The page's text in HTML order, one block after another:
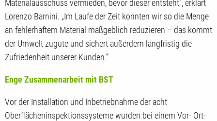
Materialausschuss vermieden, bevor dieser entsteht“, erklärt
Lorenzo Barnini. „Im Laufe der Zeit konnten wir so die Menge
an fehlerhaftem Material maßgeblich reduzieren – das kommt
der Umwelt zugute und sichert außerdem langfristig die
Zufriedenheit unserer Kunden.“
Enge Zusammenarbeit mit BST
Vor der Installation und Inbetriebnahme der acht
Oberflächeninspektionssysteme wurden bei einem Vor- Ort-